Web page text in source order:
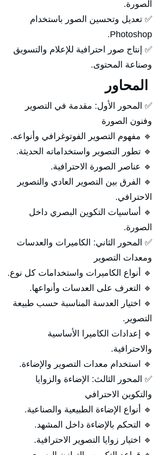
الصورة.
✅ تعديل وتحسين الصور باستخدام
Photoshop.
✅ إنتاج صور احترافية للإعلام والتسويق
وصناعة المحتوى.
✅ المحور الأول: مقدمة في التصوير
وفنون الصورة
🔹 مفهوم التصوير الفوتوغرافي وأنواعه.
🔹 تطور التصوير واستخداماته الحديثة.
🔹 عناصر الصورة الاحترافية.
🔹 الفرق بين التصوير العادي والتصوير
الاحترافي.
🔹 أساسيات التكوين البصري داخل
الصورة.
✅ المحور الثاني: الكاميرات والعدسات
ومعدات التصوير
🔹 أنواع الكاميرات واستخدامات كل نوع.
🔹 التعرف على العدسات وأنواعها.
🔹 اختيار العدسة المناسبة حسب طبيعة
التصوير.
🔹 إعدادات الكاميرا الأساسية
والاحترافية.
🔹 استخدام معدات التصوير والإضاءة.
✅ المحور الثالث: الإضاءة والزوايا
والتكوين الاحترافي
🔹 أنواع الإضاءة الطبيعية والصناعية.
🔹 التحكم بالإضاءة داخل المشهد.
🔹 اختيار زوايا التصوير الاحترافية.